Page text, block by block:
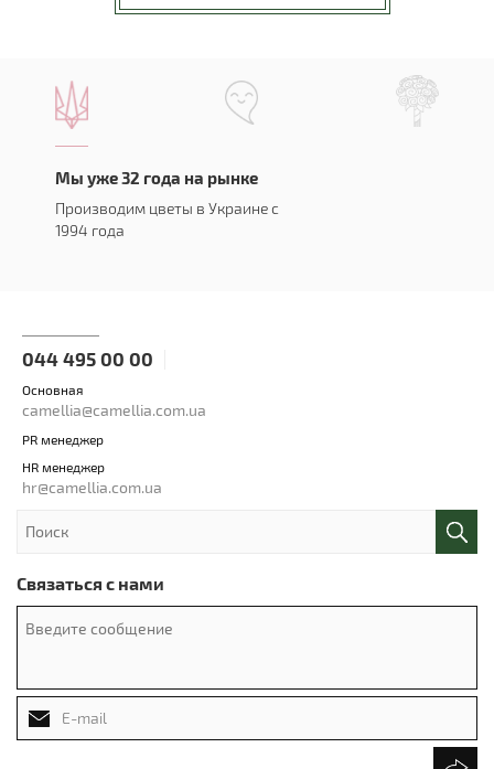
Мы уже 32 года на рынке
Производим цветы в Украине с
1994 года
044 495 00 00
Основная
camellia@camellia.com.ua
PR менеджер
HR менеджер
hr@camellia.com.ua
Связаться с нами